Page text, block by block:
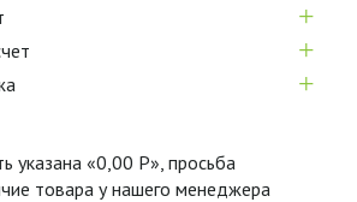
+
+
+
указана «0,00 Р», просьба
товара у нашего менеджера